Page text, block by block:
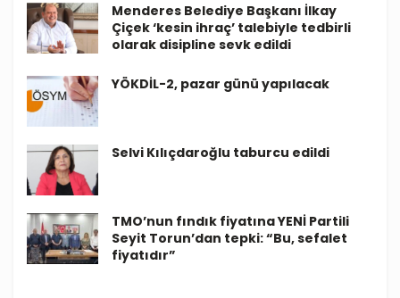
Menderes Belediye Başkanı İlkay
Çiçek ‘kesin ihraç’ talebiyle tedbirli
olarak disipline sevk edildi
YÖKDİL-2, pazar günü yapılacak
Selvi Kılıçdaroğlu taburcu edildi
TMO’nun fındık fiyatına YENİ Partili
Seyit Torun’dan tepki: “Bu, sefalet
fiyatıdır”